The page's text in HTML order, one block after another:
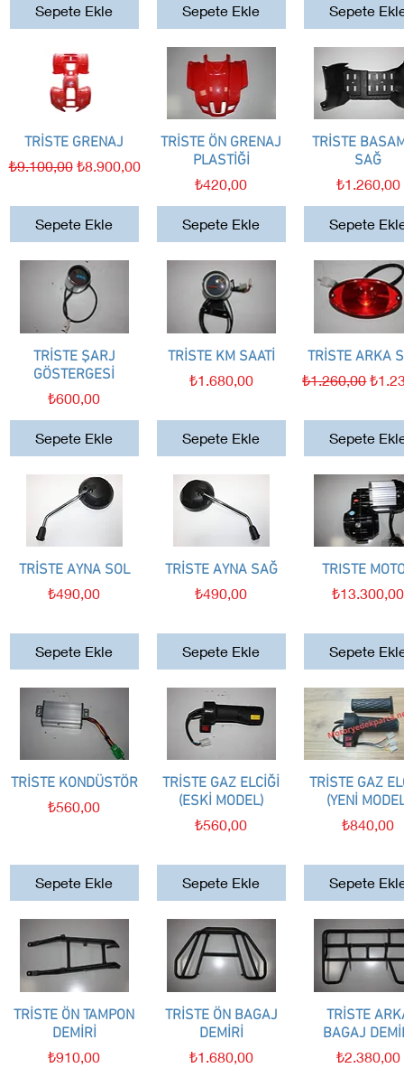
Sepete Ekle Sepete Ekle Sepete
Hızlı Bakış
TRİSTE GRENAJ
Normal Fiyat
₺9.100,00 İndirimli Fiyat
₺8.900,00
Sepete Ekle
Hızlı Bakış
TRİSTE ÖN GRENAJ
PLASTİĞİ
Fiyat
₺420,00
Sepete Ekle
Hızlı Bakış
TRİSTE
SAĞ
Fiyat
₺1.260,00
Sepete
Hızlı Bakış
TRİSTE ŞARJ
GÖSTERGESİ
Fiyat
₺600,00
Sepete Ekle
Hızlı Bakış
TRİSTE KM SAATİ
Fiyat
₺1.680,00
Sepete Ekle
Hızlı Bakış
TRİSTE ARKA
Normal Fiyat
₺1.260,00
Sepete
Hızlı Bakış
TRİSTE AYNA SOL
Fiyat
₺490,00
Sepete Ekle
Hızlı Bakış
TRİSTE AYNA SAĞ
Fiyat
₺490,00
Sepete Ekle
Hızlı Bakış
TRISTE
Fiyat
₺13.300,00
Sepete
Hızlı Bakış
TRİSTE KONDÜSTÖR
Fiyat
₺560,00
Sepete Ekle
Hızlı Bakış
TRİSTE GAZ ELCİĞİ
(ESKİ MODEL)
Fiyat
₺560,00
Sepete Ekle
Hızlı Bakış
TRİSTE GAZ
(YENİ
Fiyat
₺840,00
Sepete
Hızlı Bakış
TRİSTE ÖN TAMPON
DEMİRİ
Fiyat
₺910,00
Hızlı Bakış
TRİSTE ÖN BAGAJ
DEMİRİ
Fiyat
₺1.680,00
Hızlı Bakış
TRİSTE
BAGAJ
Fiyat
₺2.380,00